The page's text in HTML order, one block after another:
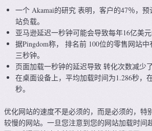
一个 Akamai的研究 表明，客户的47％，
站负载。
亚马逊延迟一秒钟可能会导致每年16亿美元
据Pingdom称， 排名前 100位的零售网站
三秒钟。
页面加载一秒钟的延迟导致 转化次数减少了
在桌面设备上，平均加载时间为1.286秒，
秒。
优化网站的速度不是必须的，而是必须的，特
较慢的网站。一旦您注意到您的网站加载时间